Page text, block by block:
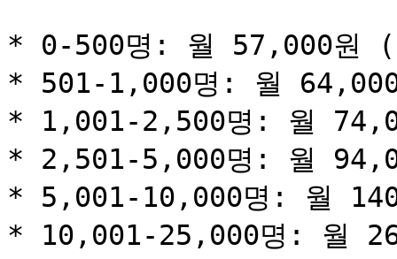
* 0-500명: 월 57,000원 (
* 501-1,000명: 월
* 1,001-2,500명: 월
* 2,501-5,000명: 월
* 5,001-10,000명: 월
* 10,001-25,000명: 월